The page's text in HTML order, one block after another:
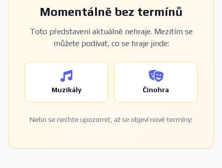
Momentálně bez termínů
Toto představení aktuálně nehraje. Mezitím se
můžete podívat, co se hraje jinde:
Muzikály Činohra
Nebo se nechte upozornit, až se objeví nové termíny: